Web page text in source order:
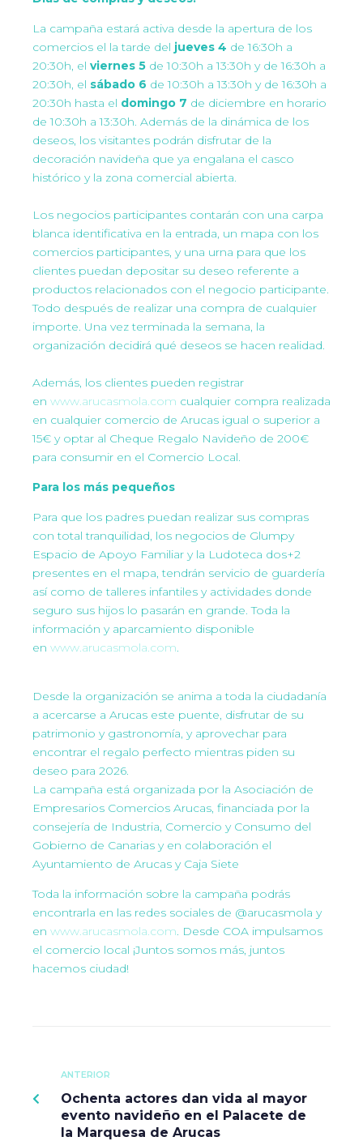
La campaña estará activa desde la apertura de los
comercios el la tarde del jueves 4 de 16:30h a
20:30h, el viernes 5 de 10:30h a 13:30h y de 16:30h a
20:30h, el sábado 6 de 10:30h a 13:30h y de 16:30h a
20:30h hasta el domingo 7 de diciembre en horario
de 10:30h a 13:30h. Además de la dinámica de los
deseos, los visitantes podrán disfrutar de la
decoración navideña que ya engalana el casco
histórico y la zona comercial abierta.
Los negocios participantes contarán con una carpa
blanca identificativa en la entrada, un mapa con los
comercios participantes, y una urna para que los
clientes puedan depositar su deseo referente a
productos relacionados con el negocio participante.
Todo después de realizar una compra de cualquier
importe. Una vez terminada la semana, la
organización decidirá qué deseos se hacen realidad.
Además, los clientes pueden registrar
en www.arucasmola.com cualquier compra realizada
en cualquier comercio de Arucas igual o superior a
15€ y optar al Cheque Regalo Navideño de 200€
para consumir en el Comercio Local.
Para los más pequeños
Para que los padres puedan realizar sus compras
con total tranquilidad, los negocios de Glumpy
Espacio de Apoyo Familiar y la Ludoteca dos+2
presentes en el mapa, tendrán servicio de guardería
así como de talleres infantiles y actividades donde
seguro sus hijos lo pasarán en grande. Toda la
información y aparcamiento disponible
en www.arucasmola.com.
Desde la organización se anima a toda la ciudadanía
a acercarse a Arucas este puente, disfrutar de su
patrimonio y gastronomía, y aprovechar para
encontrar el regalo perfecto mientras piden su
deseo para 2026.
La campaña está organizada por la Asociación de
Empresarios Comercios Arucas, financiada por la
consejería de Industria, Comercio y Consumo del
Gobierno de Canarias y en colaboración el
Ayuntamiento de Arucas y Caja Siete
Toda la información sobre la campaña podrás
encontrarla en las redes sociales de @arucasmola y
en www.arucasmola.com. Desde COA impulsamos
el comercio local ¡Juntos somos más, juntos
hacemos ciudad!
ANTERIOR
Ochenta actores dan vida al mayor
evento navideño en el Palacete de
la Marquesa de Arucas